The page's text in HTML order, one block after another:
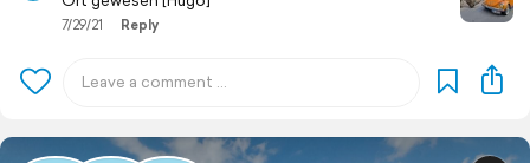
7/29/21 Reply